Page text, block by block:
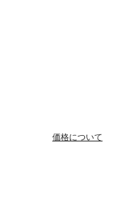
価格について